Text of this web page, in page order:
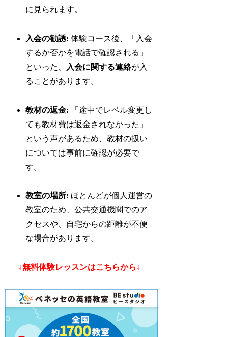
に見られます。
入会の勧誘: 体験コース後、「入会
するか否かを電話で確認される」
といった、
入会に関する連絡が入
ることがあります。
教材の返金: 「途中でレベル変更し
ても教材費は返金されなかった」
という声があるため、教材の扱い
については事前に確認が必要で
す。
教室の場所: ほとんどが個人運営の
教室のため、公共交通機関でのア
クセスや、自宅からの距離が不便
な場合があります。
↓無料体験レッスンはこちらから↓